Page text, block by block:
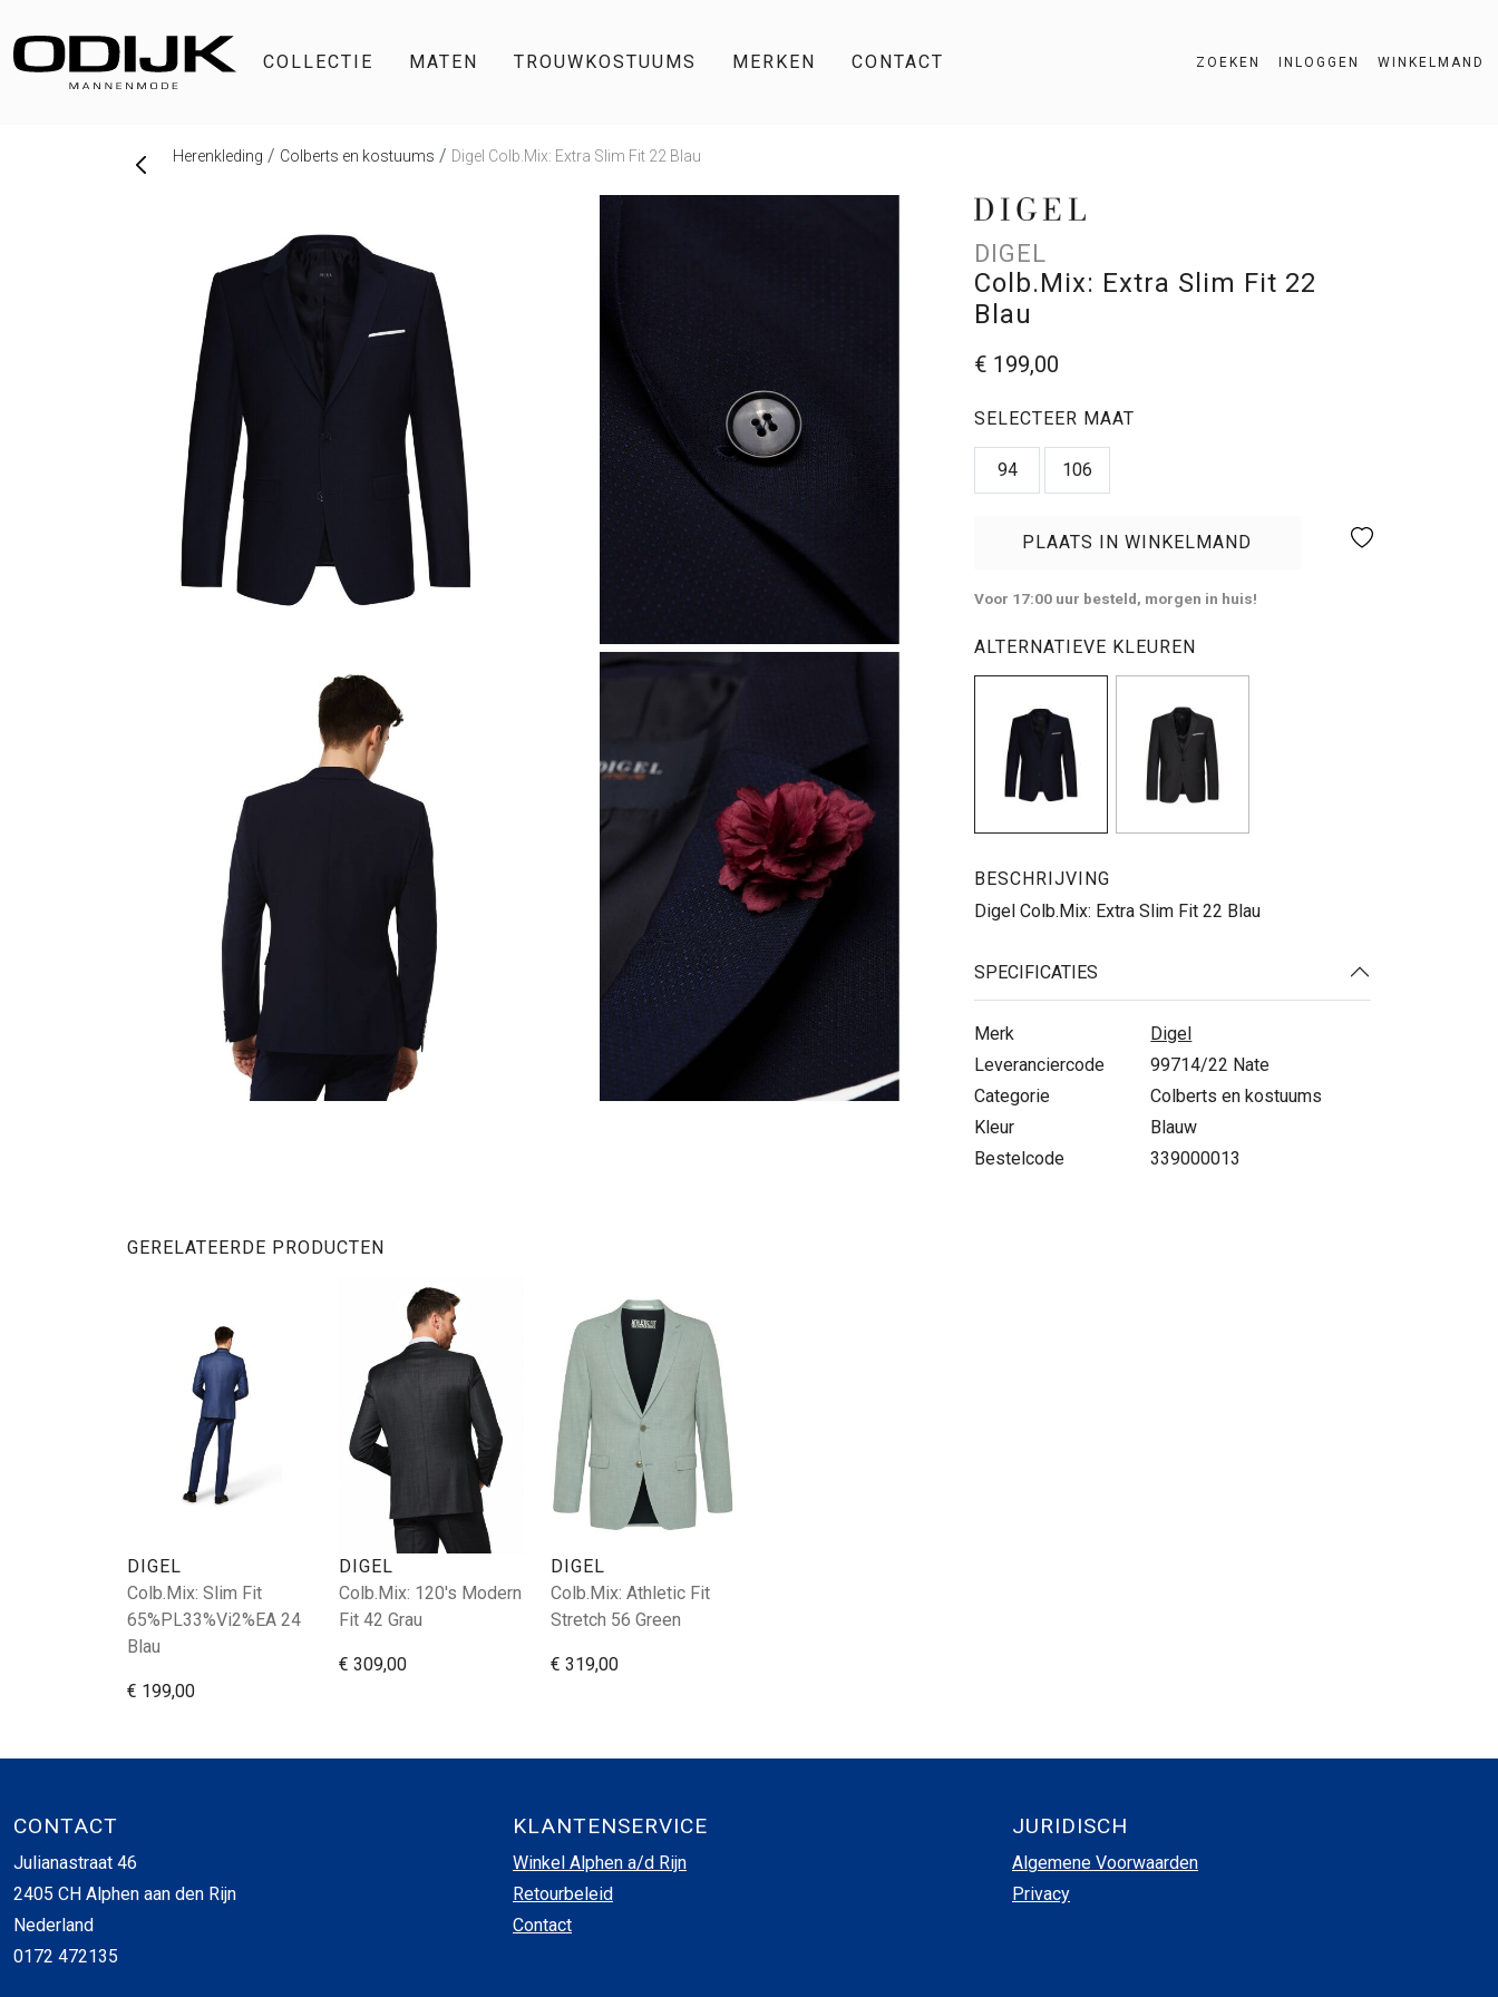
COLLECTIE MATEN TROUWKOSTUUMS MERKEN CONTACT ZOEKEN INLOGGEN WINKELMAND
Herenkleding Colberts en kostuums Digel Colb.Mix: Extra Slim Fit 22 Blau
DIGEL
Colb.Mix: Extra Slim Fit 22
Blau
€ 199,00
SELECTEER MAAT
94 106
PLAATS IN WINKELMAND
Voor 17:00 uur besteld, morgen in huis!
ALTERNATIEVE KLEUREN
BESCHRIJVING
Digel Colb.Mix: Extra Slim Fit 22 Blau
SPECIFICATIES
Merk
Digel
Leveranciercode
99714/22 Nate
Categorie
Colberts en kostuums
Kleur
Blauw
Bestelcode
339000013
GERELATEERDE PRODUCTEN
DIGEL
Colb.Mix: Slim Fit
65%PL33%Vi2%EA 24
Blau
€ 199,00
DIGEL
Colb.Mix: 120's Modern
Fit 42 Grau
€ 309,00
DIGEL
Colb.Mix: Athletic Fit
Stretch 56 Green
€ 319,00
CONTACT
Julianastraat 46
2405 CH Alphen aan den Rijn
Nederland
0172 472135
KLANTENSERVICE
Winkel Alphen a/d Rijn
Retourbeleid
Contact
JURIDISCH
Algemene Voorwaarden
Privacy